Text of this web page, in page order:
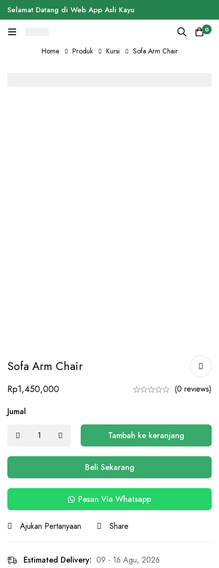
Selamat Datang di Web App Asli Kayu
0
Home Produk Kursi Sofa Arm Chair
Sofa Arm Chair
Rp1,450,000
(0 reviews)
Jumal
Tambah ke keranjang
Beli Sekarang
Pesan Via Whatsapp
Ajukan Pertanyaan Share
Estimated Delivery: 09 - 16 Agu, 2026